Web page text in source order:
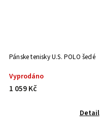
Pánske tenisky U.S. POLO šedé
Vyprodáno
1 059 Kč
Detail